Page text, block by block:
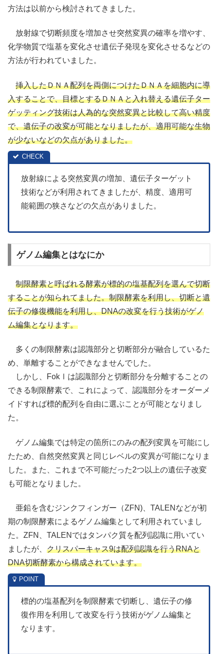
方法は以前から検討されてきました。
放射線で切断頻度を増加させ突然変異の確率を増やす、
化学物質で塩基を変化させ遺伝子発現を変化させるなどの
方法が行われていました。
挿入したＤＮＡ配列を両側につけたＤＮＡを細胞内に導
入することで、目標とするＤＮＡと入れ替える遺伝子ター
ゲッティング技術は人為的な突然変異と比較して高い精度
で、遺伝子の改変が可能となりましたが、適用可能な生物
が少ないなどの欠点がありました。
放射線による突然変異の増加、遺伝子ターゲット
技術などが利用されてきましたが、精度、適用可
能範囲の狭さなどの欠点がありました。
ゲノム編集とはなにか
制限酵素と呼ばれる酵素が標的の塩基配列を選んで切断
することが知られてました。制限酵素を利用し、切断と遺
伝子の修復機能を利用し、DNAの改変を行う技術がゲノ
ム編集となります。
多くの制限酵素は認識部分と切断部分が融合しているた
め、単離することができなませんでした。
しかし、FokⅠは認識部分と切断部分を分離することの
できる制限酵素で、これによって、認識部分をオーダーメ
イドすれば標的配列を自由に選ぶことが可能となりまし
た。
ゲノム編集では特定の箇所にのみの配列変異を可能にし
たため、自然突然変異と同じレベルの変異が可能になりま
した。また、これまで不可能だった2つ以上の遺伝子改変
も可能となりました。
亜鉛を含むジンクフィンガー（ZFN)、TALENなどが初
期の制限酵素によるゲノム編集として利用されていまし
た。ZFN、TALENではタンパク質を配列認識に用いてい
ましたが、 クリスパーキャス9は配列認識を行うRNAと
DNA切断酵素から構成されています。
標的の塩基配列を制限酵素で切断し、遺伝子の修
復作用を利用して改変を行う技術がゲノム編集と
なります。